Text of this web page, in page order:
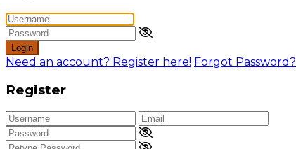
Login
Need an account? Register here! Forgot Password?
Register